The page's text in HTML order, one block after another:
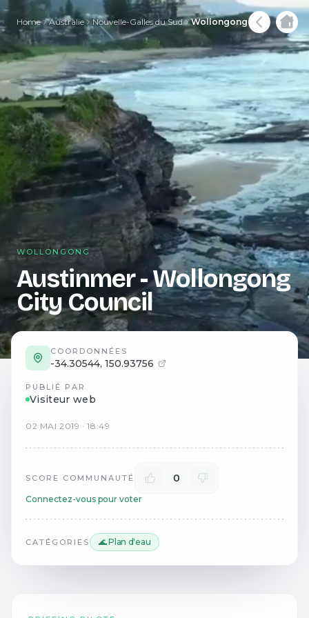
Home Australie Nouvelle-Galles du Sud Wollongong
WOLLONGONG
Austinmer - Wollongong
City Council
COORDONNÉES
-34.30544, 150.93756
PUBLIÉ PAR
Visiteur web
02 MAI 2019 ·18:49
SCORE COMMUNAUTÉ 0
Connectez-vous pour voter
CATÉGORIES 🌊 Plan d'eau